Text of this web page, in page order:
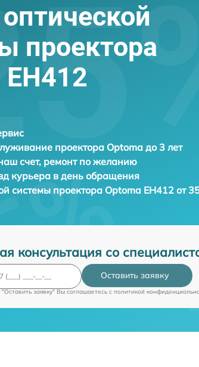
проектора
проектора Optoma до 3 лет
счет, ремонт по желанию
курьера в день обращения
системы проектора Optoma EH412 от
консультация со
Оставить заявку
заявку" Вы соглашаетесь c политикой